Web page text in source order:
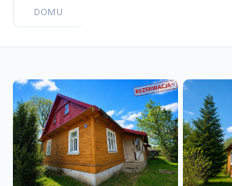
DOMU